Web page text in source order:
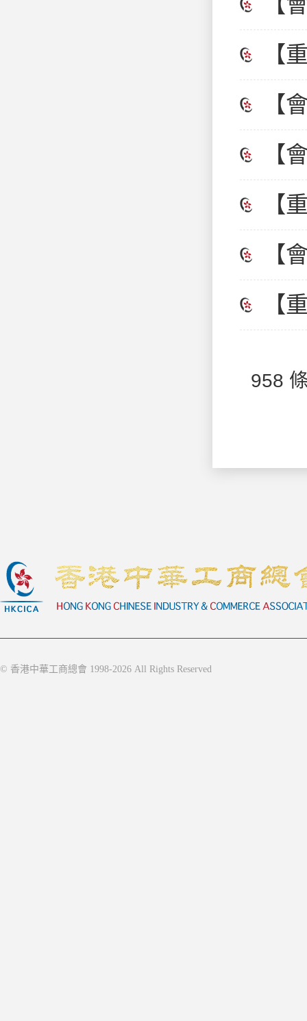
開
【
交
【
業
【
香
【
勢
【
特
【
958
© 香港中華工商總會 1998-2026 All Rights Reserved